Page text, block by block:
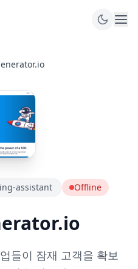
assistant Offline
들이 잠재 고객을 확보